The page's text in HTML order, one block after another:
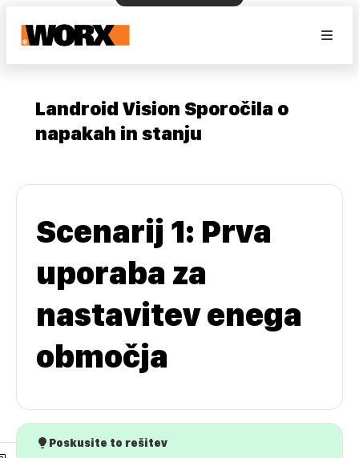
Landroid Vision Sporočila o
napakah in stanju
Scenarij 1: Prva
uporaba za
nastavitev enega
območja
Poskusite to rešitev